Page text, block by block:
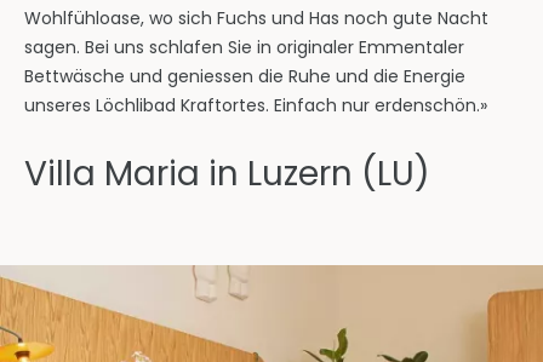
Wohlfühloase, wo sich Fuchs und Has noch gute Nacht
sagen. Bei uns schlafen Sie in originaler Emmentaler
Bettwäsche und geniessen die Ruhe und die Energie
unseres Löchlibad Kraftortes. Einfach nur erdenschön.»
Villa Maria in Luzern (LU)